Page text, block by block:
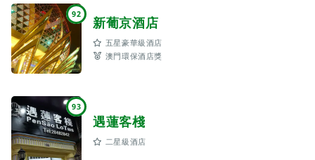
92 新葡京酒店
五星豪華級酒店
澳門環保酒店獎
93
遇蓮客棧
二星級酒店